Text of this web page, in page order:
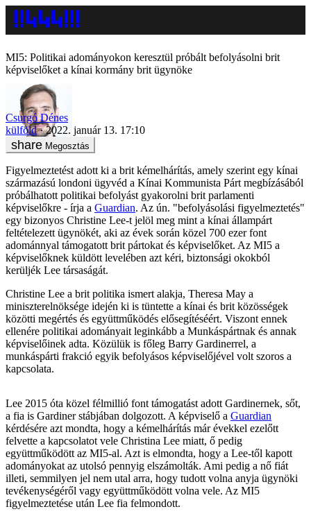
MI5: Politikai adományokon keresztül próbált befolyásolni brit
képviselőket a kínai kormány brit ügynöke
Csurgó Dénes
külföld
2022. január 13. 17:10
Megosztás
Figyelmeztetést adott ki a brit kémelhárítás, amely szerint egy kínai
származású londoni ügyvéd a Kínai Kommunista Párt megbízásából
próbálhatott politikai befolyást gyakorolni brit parlamenti
képviselőkre - írja a Guardian. Az ún. "befolyásolási figyelmeztetés"
egy bizonyos Christine Lee-t jelöl meg mint a kínai állampárt
feltételezett ügynökét, aki az évek során közel 700 ezer font
adománnyal támogatott brit pártokat és képviselőket. Az MI5 a
képviselőknek küldött levelében azt kéri, biztonsági okokból
kerüljék Lee társaságát.
Christine Lee a brit politika ismert alakja, Theresa May a
miniszterelnöksége idején ki is tüntette a kínai és brit közösségek
közötti megértés és együttműködés elősegítéséért. Viszont ennek
ellenére politikai adományait leginkább a Munkáspártnak és annak
képviselőinek adta. Közülük is főleg Barry Gardinerrel, a
munkáspárti frakció egyik befolyásos képviselőjével volt szoros a
kapcsolata.
Lee 2015 óta közel félmillió font támogatást adott Gardinernek, sőt,
a fia is Gardiner stábjában dolgozott. A képviselő a Guardian
kérdésére azt mondta, hogy a kémelhárítás már évekkel ezelőtt
felvette a kapcsolatot vele Christina Lee miatt, ő pedig
együttműködött az MI5-al. Azt is elmondta, hogy a Lee-től kapott
adományokat az utolsó pennyig elszámolták. Ami pedig a nő fiát
illeti, semmilyen jel nem utal arra, hogy tudott volna anyja ügynöki
tevékenységéről vagy együttműködött volna vele. Az MI5
figyelmeztetése után Lee fia felmondott.